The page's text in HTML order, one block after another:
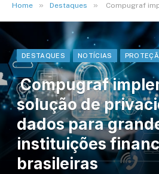
Home » Destaques » Compugraf implementa solução de
DESTAQUES NOTÍCIAS
Compugraf
solução de
dados para
instituições
brasileiras